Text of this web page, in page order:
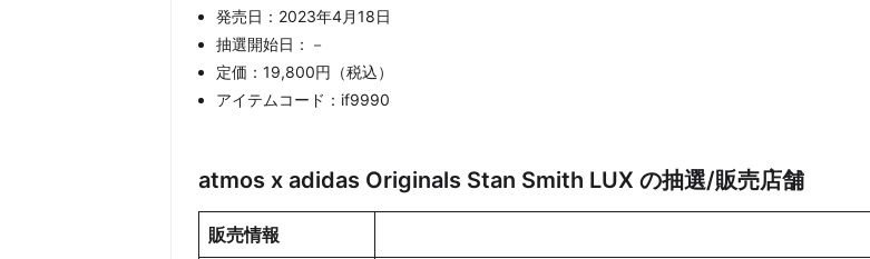
発売日：2023年4月18日
抽選開始日：－
定価：19,800円（税込）
アイテムコード：if9990
atmos x adidas Originals Stan Smith LUX の抽選/販売店舗
販売情報